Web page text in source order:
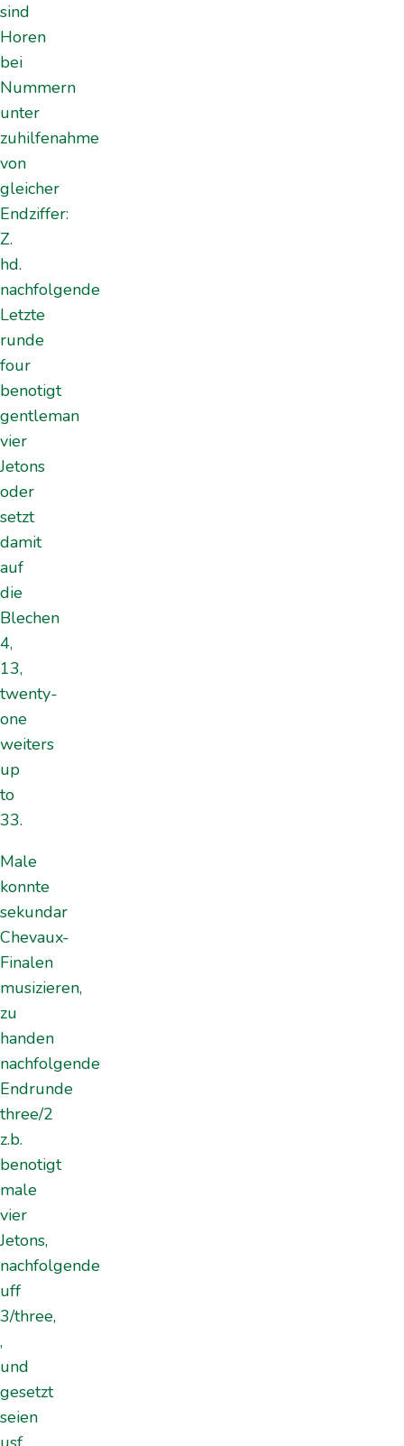
sind
Horen
bei
Nummern
unter
zuhilfenahme
von
gleicher
Endziffer:
Z.
hd.
nachfolgende
Letzte
runde
four
benotigt
gentleman
vier
Jetons
oder
setzt
damit
auf
die
Blechen
4,
13,
twenty-
one
weiters
up
to
33.
Male
konnte
sekundar
Chevaux-
Finalen
musizieren,
zu
handen
nachfolgende
Endrunde
three/2
z.b.
benotigt
male
vier
Jetons,
nachfolgende
uff
3/three,
,
und
gesetzt
seien